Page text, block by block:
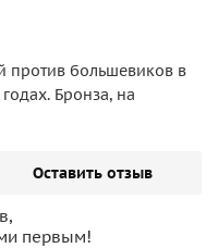
против большевиков в
Бронза, на
Оставить отзыв
первым!